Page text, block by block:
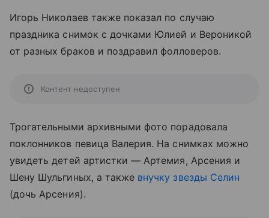
Игорь Николаев также показал по случаю
праздника снимок с дочками Юлией и Вероникой
от разных браков и поздравил фолловеров.
Контент недоступен
Трогательными архивными фото порадовала
поклонников певица Валерия. На снимках можно
увидеть детей артистки — Артемия, Арсения и
Шену Шульгиных, а также внучку звезды Селин
(дочь Арсения).